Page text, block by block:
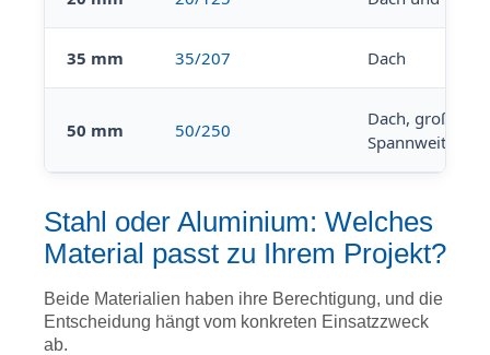
35 mm 35/207 Dach
50 mm 50/250
Dach, große
Spannweiten
Stahl oder Aluminium: Welches
Material passt zu Ihrem Projekt?
Beide Materialien haben ihre Berechtigung, und die
Entscheidung hängt vom konkreten Einsatzzweck
ab.